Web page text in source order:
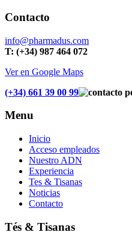
Contacto
info@pharmadus.com
T: (+34) 987 464 072
Ver en Google Maps
(+34) 661 39 00 99
Menu
Inicio
Acceso empleados
Nuestro ADN
Experiencia
Tes & Tisanas
Noticias
Contacto
Tés & Tisanas